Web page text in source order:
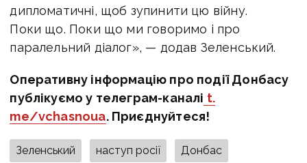
дипломатичні, щоб зупинити цю війну.
Поки що. Поки що ми говоримо і про
паралельний діалог», — додав Зеленський.
Оперативну інформацію про події Донбасу
публікуємо у телеграм-каналі t.
me/vchasnoua. Приєднуйтеся!
Зеленський наступ росії Донбас